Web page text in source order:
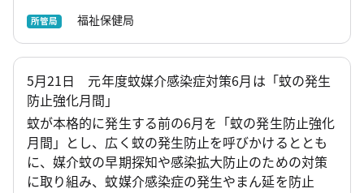
所管局 福祉保健局
5月21日 元年度蚊媒介感染症対策6月は「蚊の発生
防止強化月間」
蚊が本格的に発生する前の6月を「蚊の発生防止強化
月間」とし、広く蚊の発生防止を呼びかけるととも
に、媒介蚊の早期探知や感染拡大防止のための対策
に取り組み、蚊媒介感染症の発生やまん延を防止